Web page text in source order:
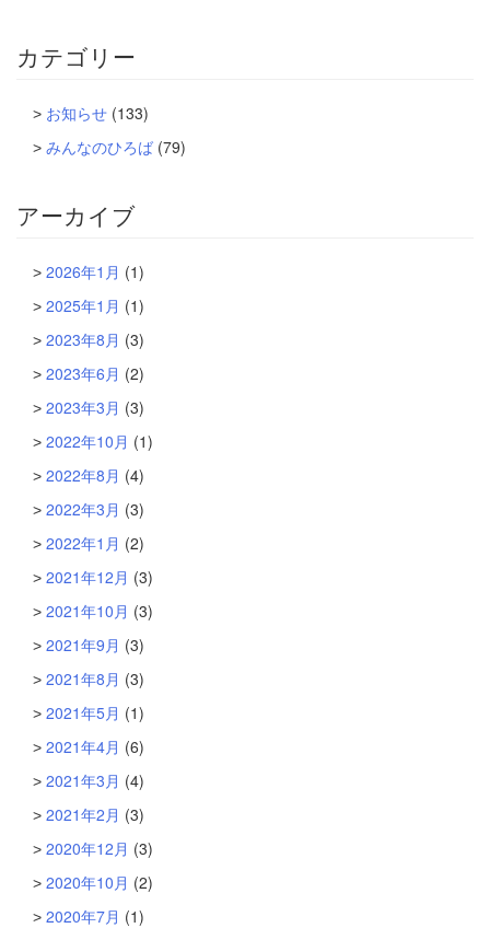
カテゴリー
お知らせ (133)
みんなのひろば (79)
アーカイブ
2026年1月 (1)
2025年1月 (1)
2023年8月 (3)
2023年6月 (2)
2023年3月 (3)
2022年10月 (1)
2022年8月 (4)
2022年3月 (3)
2022年1月 (2)
2021年12月 (3)
2021年10月 (3)
2021年9月 (3)
2021年8月 (3)
2021年5月 (1)
2021年4月 (6)
2021年3月 (4)
2021年2月 (3)
2020年12月 (3)
2020年10月 (2)
2020年7月 (1)